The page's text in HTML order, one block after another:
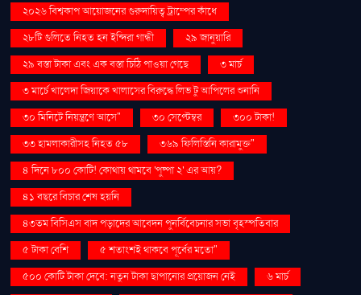
২০২৬ বিশ্বকাপ আয়োজনের গুরুদায়িত্ব ট্রাম্পের কাঁধে
২৮টি গুলিতে নিহত হন ইন্দিরা গান্ধী
২৯ জানুয়ারি
২৯ বস্তা টাকা এবং এক বস্তা চিঠি পাওয়া গেছে
৩ মার্চ
৩ মার্চে খালেদা জিয়াকে খালাসের বিরুদ্ধে লিভ টু আপিলের শুনানি
৩০ মিনিটে নিয়ন্ত্রণে আসে"
৩০ সেপ্টেম্বর
৩০০ টাকা!
৩৩ হামলাকারীসহ নিহত ৫৮
৩৬৯ ফিলিস্তিনি কারামুক্ত"
৪ দিনে ৮০০ কোটি! কোথায় থামবে 'পুষ্পা ২' এর আয়?
৪১ বছরে বিচার শেষ হয়নি
৪৩তম বিসিএস বাদ পড়াদের আবেদন পুনর্বিবেচনার সভা বৃহস্পতিবার
৫ টাকা বেশি
৫ শতাংশই থাকবে পূর্বের মতো"
৫০০ কোটি টাকা দেবে: নতুন টাকা ছাপানোর প্রয়োজন নেই
৬ মার্চ